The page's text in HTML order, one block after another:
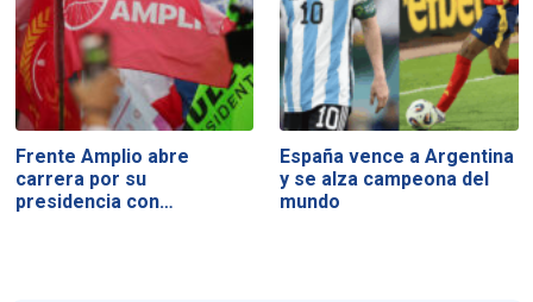
Frente Amplio abre
carrera por su
presidencia con…
España vence a Argentina
y se alza campeona del
mundo